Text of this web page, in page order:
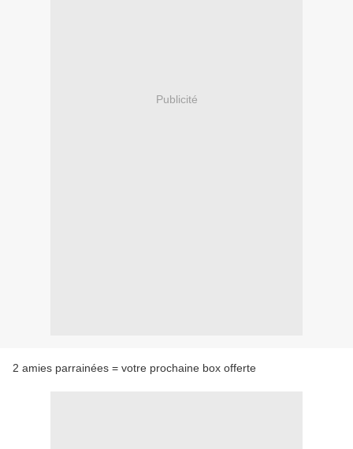
Publicité
2 amies parrainées = votre prochaine box offerte